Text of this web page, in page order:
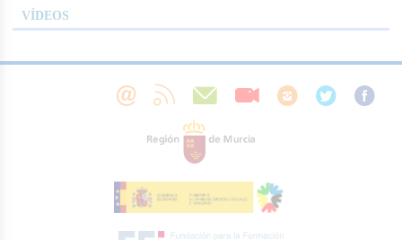
VÍDEOS